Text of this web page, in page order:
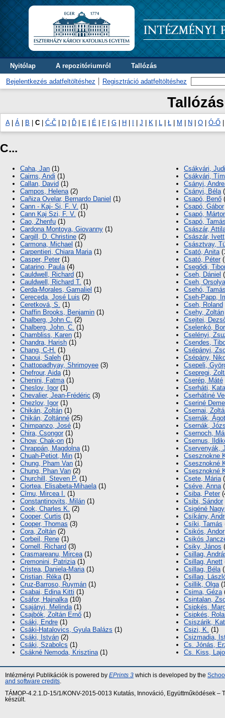
Nyitólap A repozitóriumról Tallózás
Bejelentkezés adatfeltöltéshez Regisztráció adatfeltöltéshez
A| Á B C Ć-Č D Ď E É F G H J K L Ł M N O Ó-Ő
C...
Caha, Jan (1)
Cairns, Andi (1)
Callan, David (1)
Campos, Helena(2)
Cañiza Ovelar, Bernardo Daniel (1)
Cann - Kaj- Si, F. V. (1)
Cann Kaj Szi, F. V. (1)
Cao, Zhenfu (1)
Cardona Montoya, Giovanny (1)
Cargill, D. Christine (2)
Carmona, Michael (1)
Carpentieri, Chiara Maria(1)
Casper, Peter(1)
Catarino, Paula(4)
Cauldwell, Richard (1)
Cauldwell, Richard T. (1)
Cerda-Morales, Gamaliel (1)
Cereceda, José Luis (2)
Ceretková, S. (1)
Chaffin Brooks, Benjamin (1)
Chalberg, John C. (2)
Chalberg, John, C. (1)
Chambliss, Karen (1)
Chandra, Harish (1)
Chang, C-H. (1)
Chaoui, Saleh (1)
Chattopadhyay, Shrimoyee (3)
Chefrour, Aida(1)
Chenini, Fatma(1)
Cheslov, Igor(1)
Chevalier, Jean-Frédéric (3)
Chezlov, Igor(1)
Chikán, Zoltán (1)
Chikán, Zoltánné (25)
Chimpanzo, José (1)
Chira, Csongor(1)
Chow, Chak-on (1)
Chrappán, Magdolna(1)
Chuah-Petiot, Min (1)
Chung, Pham Van (1)
Chung, Phan Van (2)
Churchill, Steven P. (1)
Ciortea, Elisabeta-Mihaela(1)
Cîrnu, Mircea I. (1)
Constantinovits, Milán (1)
Cook, Charles K. (2)
Cooper, Curtis (1)
Cooper, Thomas (3)
Cora, Zoltán (2)
Corbeil, Rene (1)
Cornell, Richard (3)
Crasmareanu, Mircea(1)
Cremonini, Patrizia(1)
Cristea, Daniela-Maria(1)
Cristian, Réka(1)
Cruz-Barroso, Ruymán (1)
Csabai, Edina Kitti (1)
Csáfor, Hajnalka(10)
Csajányi, Melinda(1)
Csajbók, Zoltán Ernő (1)
Csáki, Endre (1)
Csáki-Hatalovics, Gyula Balázs (1)
Csáki, István (2)
Csáki, Szabolcs (1)
Csákné Nemoda, Krisztina(1)
Csákvári,
Csákvári,
Csányi,
Csányi, Béla
Csapó, Benő
Csapó, Gábor
Csapó,
Csapó,
Császár,
Császár, Ivett
Császtvay,
Csató, Anita
Csató, Péter
Csegődi,
Cseh, Dániel
Cseh, Orsolya
Csehó,
Cseh-Papp,
Cseh, Roland
Csehy, Zoltán
Csejtei,
Cselenkó,
Cselényi,
Csendes,
Csépányi,
Csépány,
Csepeli,
Csepregi,
Cserép, Máté
Cserháti,
Cserhátiné
Cseriné
Csernai,
Csernák,
Csernák,
Csernoch,
Csernus,
Cservenyák,
Csesznokne
Csesznokné
Csesznokné
Csete, Mária
Cséve, Anna
Csiba, Peter
Csibi, Sándor
Csigéné
Csíkány,
Csíki, Tamás
Csikós, Andor
Csikós
Csiky, János
Csillag,
Csillag, Anett
Csillag, Béla
Csillag,
Csillik, Olga
Csima, Géza
Csintalan,
Csipkés,
Csipkés,
Csiszárik,
Csizi, K. (1)
Csizmadia,
Cs. Jónás,
Cs. Kiss,
Intézményi Publikációk is powered by EPrints 3 which is developed by the
and software credits
TÁMOP-4.2.1.D-15/1/KONV-2015-0013 Kutatás, Innováció, Együttműködések
készült.